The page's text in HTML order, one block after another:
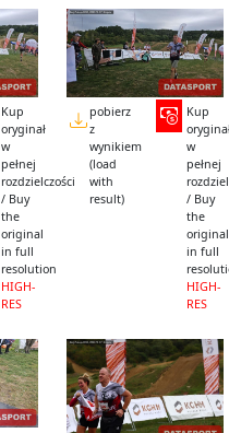
Kup
oryginał
w
pełnej
rozdzielczości
/ Buy
the
original
in full
resolution
HIGH-
RES
pobierz
z
wynikiem
(load
with
result)
Kup
w
pełnej
/ Buy
the
original
in full
HIGH-
RES